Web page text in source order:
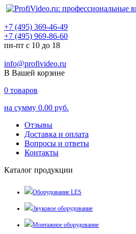
+7 (495) 369-46-49
+7 (495) 969-86-60
пн-пт с 10 до 18
info@profivideo.ru
В Вашей корзине
0 товаров
на сумму 0.00 руб.
Отзывы
Доставка и оплата
Вопросы и ответы
Контакты
Каталог продукции
Оборудование LES
Звуковое оборудование
Монтажное оборудование